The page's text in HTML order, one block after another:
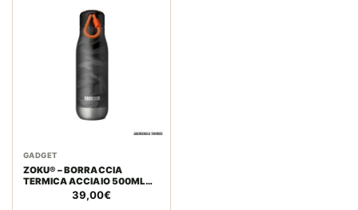
GADGET
ZOKU® – BORRACCIA
TERMICA ACCIAIO 500ML
CAMOUFLAGE BLACK
39,00€